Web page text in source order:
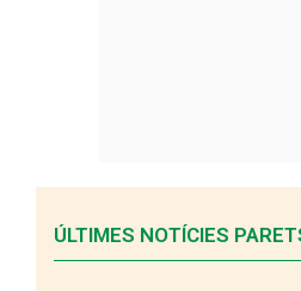
ÚLTIMES NOTÍCIES